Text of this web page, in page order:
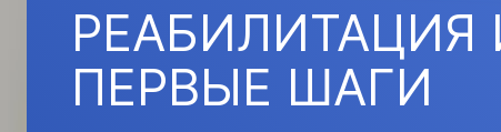
РЕАБИЛИТАЦИЯ
ПЕРВЫЕ ШАГИ